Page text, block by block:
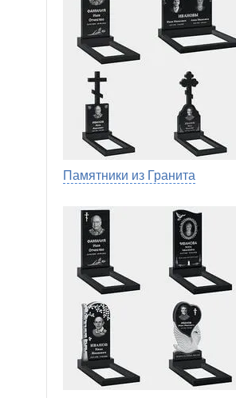
Памятники из Гранита